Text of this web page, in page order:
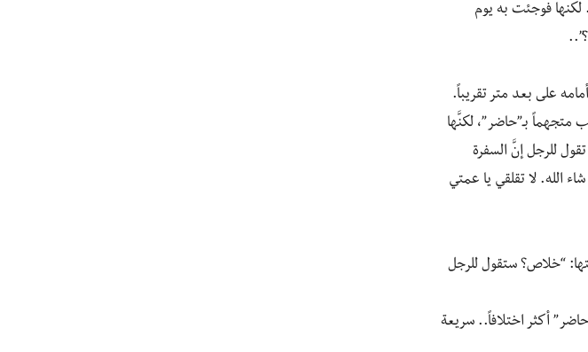
لكنها فوجئت به يوم
على بعد متر تقريباً.
متجهماً بـ”حاضر”، لكنَّها
للرجل إنَّ السفرة
الله. لا تقلقي يا عمتي
“خلاص؟ ستقول للرجل
أكثر اختلافاً.. سريعة